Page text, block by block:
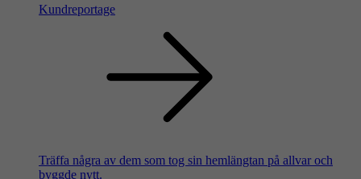
Kundreportage
Träffa några av dem som tog sin hemlängtan på allvar och
byggde nytt.